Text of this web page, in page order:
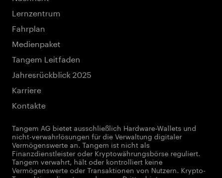
Lernzentrum
Fahrplan
Medienpaket
Tangem Leitfaden
Jahresrückblick 2025
Karriere
Kontakte
Tangem AG bietet ausschließlich Hardware-Wallets und
nicht-verwahrlösungen für die Verwaltung digitaler
Vermögenswerte an. Tangem ist nicht als
Finanzdienstleister oder Kryptowährungsbörse reguliert.
Tangem verwahrt, hält oder kontrolliert keine
Vermögenswerte oder Transaktionen von Nutzern. Krypto-